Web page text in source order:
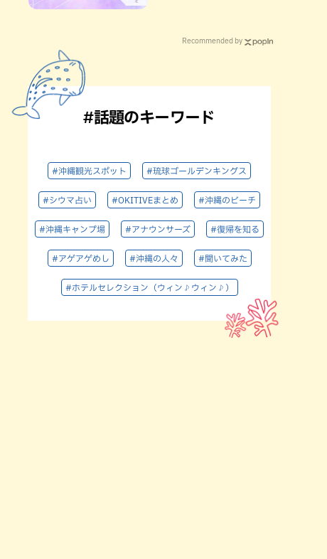
Recommended by
#話題のキーワード
#沖縄観光スポット #琉球ゴールデンキングス
#シウマ占い #OKITIVEまとめ #沖縄のビーチ
#沖縄キャンプ場 #アナウンサーズ #復帰を知る
#アゲアゲめし #沖縄の人々 #聞いてみた
#ホテルセレクション（ウィン♪ウィン♪）